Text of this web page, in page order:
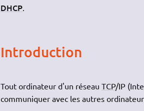
DHCP.
Introduction
Tout ordinateur d'un réseau TCP/IP
communiquer avec les autres